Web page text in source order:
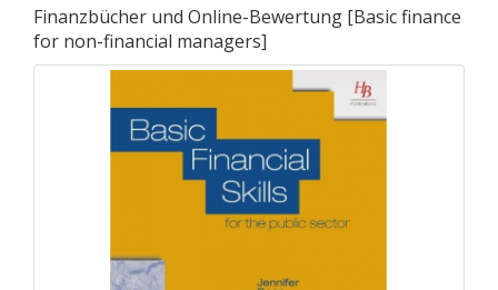
Finanzbücher und Online-Bewertung [Basic finance
for non-financial managers]